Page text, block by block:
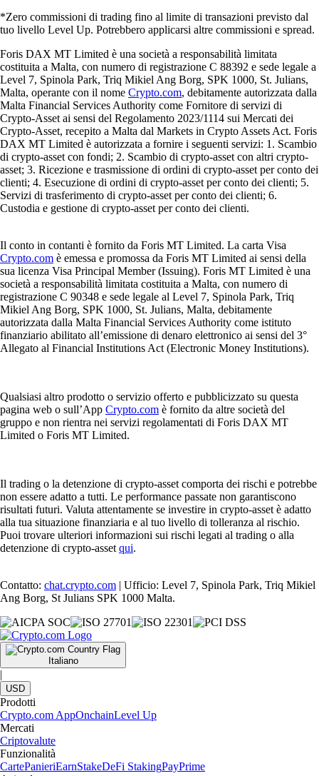
*Zero commissioni di trading fino al limite di transazioni previsto dal
tuo livello Level Up. Potrebbero applicarsi altre commissioni e spread.
Foris DAX MT Limited è una società a responsabilità limitata
costituita a Malta, con numero di registrazione C 88392 e sede legale a
Level 7, Spinola Park, Triq Mikiel Ang Borg, SPK 1000, St. Julians,
Malta, operante con il nome Crypto.com, debitamente autorizzata dalla
Malta Financial Services Authority come Fornitore di servizi di
Crypto-Asset ai sensi del Regolamento 2023/1114 sui Mercati dei
Crypto-Asset, recepito a Malta dal Markets in Crypto Assets Act. Foris
DAX MT Limited è autorizzata a fornire i seguenti servizi: 1. Scambio
di crypto-asset con fondi; 2. Scambio di crypto-asset con altri crypto-
asset; 3. Ricezione e trasmissione di ordini di crypto-asset per conto dei
clienti; 4. Esecuzione di ordini di crypto-asset per conto dei clienti; 5.
Servizi di trasferimento di crypto-asset per conto dei clienti; 6.
Custodia e gestione di crypto-asset per conto dei clienti.
Il conto in contanti è fornito da Foris MT Limited. La carta Visa
Crypto.com è emessa e promossa da Foris MT Limited ai sensi della
sua licenza Visa Principal Member (Issuing). Foris MT Limited è una
società a responsabilità limitata costituita a Malta, con numero di
registrazione C 90348 e sede legale al Level 7, Spinola Park, Triq
Mikiel Ang Borg, SPK 1000, St. Julians, Malta, debitamente
autorizzata dalla Malta Financial Services Authority come istituto
finanziario abilitato all’emissione di denaro elettronico ai sensi del 3°
Allegato al Financial Institutions Act (Electronic Money Institutions).
Qualsiasi altro prodotto o servizio offerto e pubblicizzato su questa
pagina web o sull’App Crypto.com è fornito da altre società del
gruppo e non rientra nei servizi regolamentati di Foris DAX MT
Limited o Foris MT Limited.
Il trading o la detenzione di crypto-asset comporta dei rischi e potrebbe
non essere adatto a tutti. Le performance passate non garantiscono
risultati futuri. Valuta attentamente se investire in crypto-asset è adatto
alla tua situazione finanziaria e al tuo livello di tolleranza al rischio.
Puoi trovare ulteriori informazioni sui rischi legati al trading o alla
detenzione di crypto-asset qui.
Contatto: chat.crypto.com | Ufficio: Level 7, Spinola Park, Triq Mikiel
Ang Borg, St Julians SPK 1000 Malta.
Italiano
|
USD
Prodotti
Crypto.com AppOnchainLevel Up
Mercati
Criptovalute
Funzionalità
CartePanieriEarnStakeDeFi StakingPayPrime